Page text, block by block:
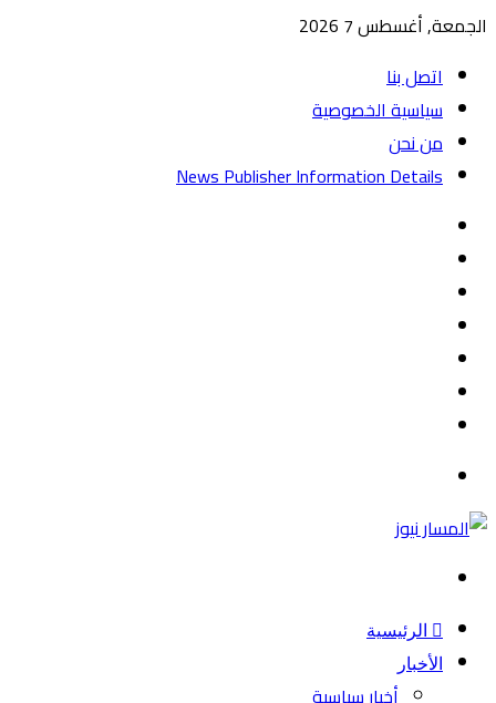
الجمعة, أغسطس 7 2026
اتصل بنا
سياسية الخصوصية
من نحن
News Publisher Information Details
الرئيسية
الأخبار
أخبار سياسية